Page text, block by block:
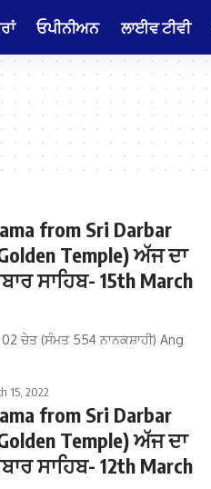
ਓਪੀਨੀਅਨ ਲਾਈਵ ਟੀਵੀ
from Sri Darbar
Temple) ਅੱਜ ਦਾ
ਸਾਹਿਬ- 15th March
ਚੇਤ (ਸੰਮਤ 554 ਨਾਨਕਸ਼ਾਹੀ) Ang
15, 2022
from Sri Darbar
Temple) ਅੱਜ ਦਾ
ਸਾਹਿਬ- 12th March